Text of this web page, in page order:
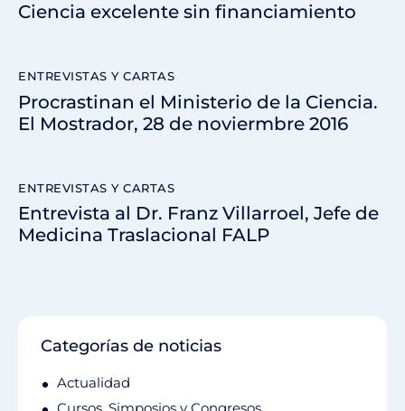
Ciencia excelente sin financiamiento
ENTREVISTAS Y CARTAS
Procrastinan el Ministerio de la Ciencia.
El Mostrador, 28 de noviermbre 2016
ENTREVISTAS Y CARTAS
Entrevista al Dr. Franz Villarroel, Jefe de
Medicina Traslacional FALP
Categorías de noticias
Actualidad